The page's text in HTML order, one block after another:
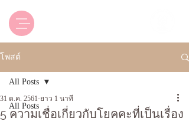
โพสต์
All Posts
All Posts
5 ความเชื่อเกี่ยวกับโยคคะที่เป็นเรื่อง
31 ต.ค. 2561 ยาว 1 นาที